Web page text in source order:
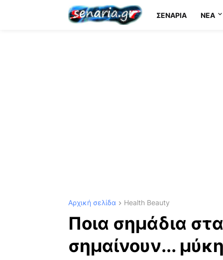
ΣΕΝΆΡΙΑ NEA
Αρχική σελίδα Health Beauty
Ποια σημάδια
σημαίνουν...